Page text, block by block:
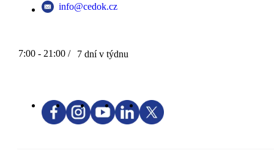
info@cedok.cz
7:00 - 21:00 / 7 dní v týdnu